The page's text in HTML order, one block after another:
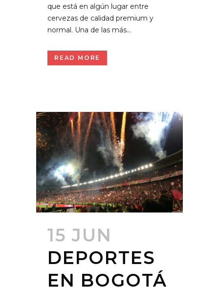
que está en algún lugar entre
cervezas de calidad premium y
normal. Una de las más...
READ MORE
15 JUN
DEPORTES
EN BOGOTÁ